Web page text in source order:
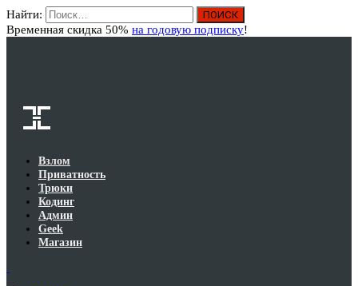
Найти:
Временная скидка 50% на годовую подписку!
Взлом
Приватность
Трюки
Кодинг
Админ
Geek
Магазин